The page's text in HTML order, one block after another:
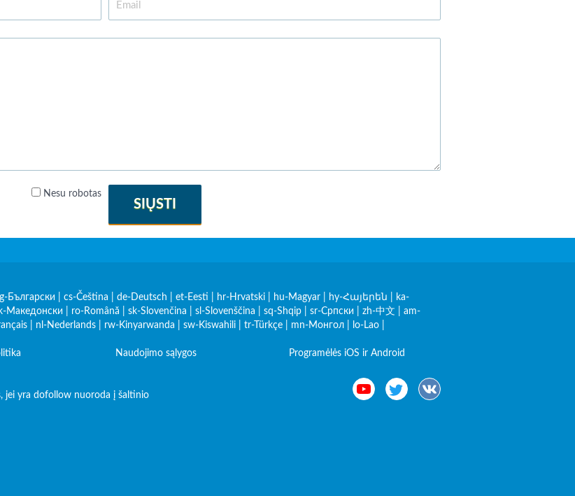
Nesu robotas
SIŲSTI
Български cs-Čeština de-Deutsch et-Eesti hr-Hrvatski hu-Magyar hy-Հայերեն
ka-
Македонски ro-Română sk-Slovenčina sl-Slovenščina sq-Shqip sr-Српски zh-中文
am-
nl-Nederlands rw-Kinyarwanda sw-Kiswahili tr-Türkçe mn-Монгол lo-Lao
Naudojimo sąlygos Programėlės iOS ir Android
jei yra dofollow nuoroda į šaltinio